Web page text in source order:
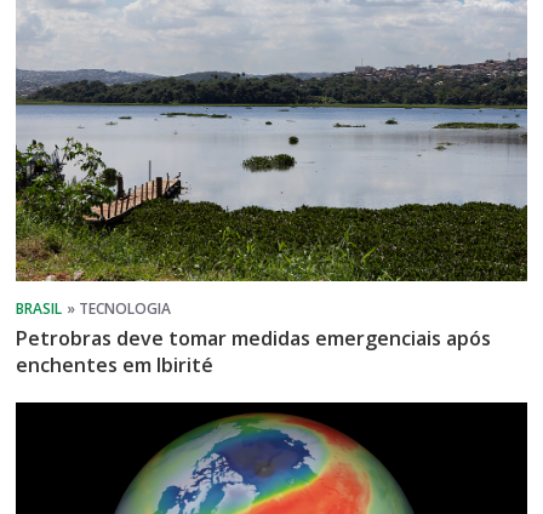
Petrobras deve tomar medidas emergenciais após
enchentes em Ibirité